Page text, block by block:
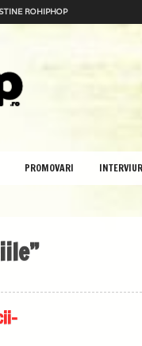
ROHIPHOP
PROMOVARI